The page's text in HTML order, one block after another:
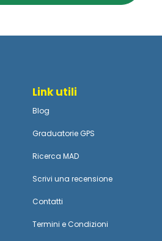
Link utili
Blog
Graduatorie GPS
Ricerca MAD
Scrivi una recensione
Contatti
Termini e Condizioni